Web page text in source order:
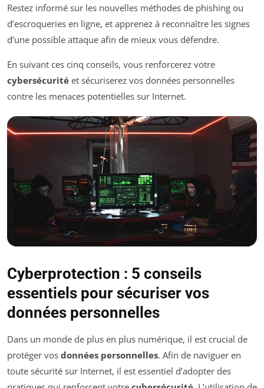
Restez informé sur les nouvelles méthodes de phishing ou
d’escroqueries en ligne, et apprenez à reconnaître les signes
d’une possible attaque afin de mieux vous défendre.
En suivant ces cinq conseils, vous renforcerez votre
cybersécurité et sécuriserez vos données personnelles
contre les menaces potentielles sur Internet.
Cyberprotection : 5 conseils
essentiels pour sécuriser vos
données personnelles
Dans un monde de plus en plus numérique, il est crucial de
protéger vos données personnelles. Afin de naviguer en
toute sécurité sur Internet, il est essentiel d’adopter des